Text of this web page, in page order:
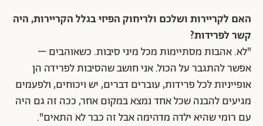
האם לקריירות ושלכם ולריחוק הפיזי בגלל הקריירות, היה
קשר לפרידות?
"לא. אהבות מסתיימות מכל מיני סיבות. כשאוהבים –
אפשר להתגבר על הכול. אני חושב שהסיבות לפרידה הן
אופייניות לכל פרידות, עוברים דברים, יש ויכוחים, ולפעמים
מגיעים להבנה שכל אחד נמצא במקום אחר, ככה זה גם היה
עם רומי שהיא ילדה מדהימה אבל זה כבר לא התאים".